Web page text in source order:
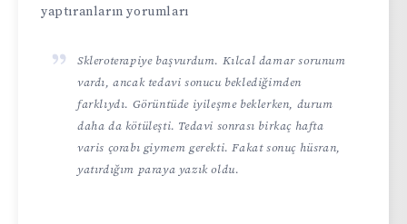
yaptıranların yorumları
Skleroterapiye başvurdum. Kılcal damar sorunum
vardı, ancak tedavi sonucu beklediğimden
farklıydı. Görüntüde iyileşme beklerken, durum
daha da kötüleşti. Tedavi sonrası birkaç hafta
varis çorabı giymem gerekti. Fakat sonuç hüsran,
yatırdığım paraya yazık oldu.